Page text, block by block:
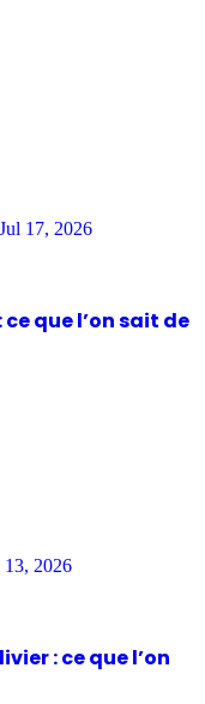
Jul 17, 2026
que l’on sait de
13, 2026
: ce que l’on